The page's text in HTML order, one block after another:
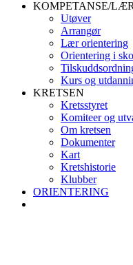
KOMPETANSE/
Utøver
Arrangør
Lær orientering
Orientering i
Kurs og
KRETSEN
Kretsstyret
Komiteer og
Om kretsen
Dokumenter
Kart
Kretshistorie
Klubber
ORIENTERING